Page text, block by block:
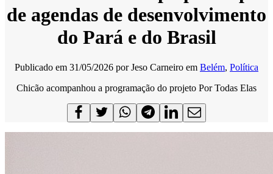
de agendas de desenvolvimento
do Pará e do Brasil
Publicado em 31/05/2026 porJeso Carneiro em Belém, Política
Chicão acompanhou a programação do projeto Por Todas Elas